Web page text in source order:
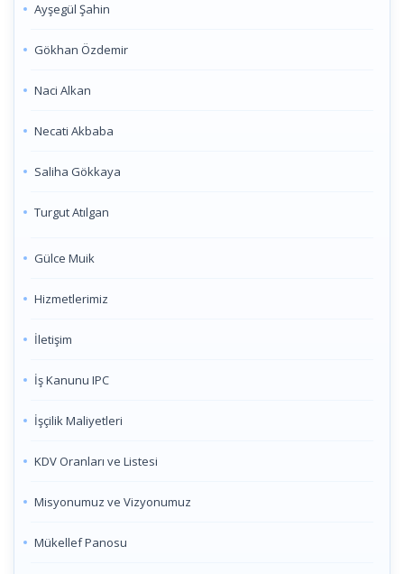
Ayşegül Şahin
Gökhan Özdemir
Naci Alkan
Necati Akbaba
Saliha Gökkaya
Turgut Atılgan
Gülce Muik
Hizmetlerimiz
İletişim
İş Kanunu IPC
İşçilik Maliyetleri
KDV Oranları ve Listesi
Misyonumuz ve Vizyonumuz
Mükellef Panosu